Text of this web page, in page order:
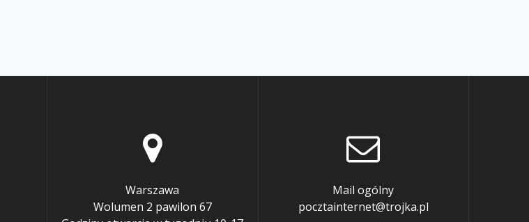
Warszawa
Wolumen 2 pawilon 67
Mail ogólny
pocztainternet@trojka.pl